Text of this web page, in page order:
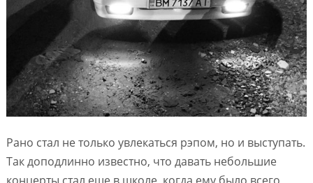
Рано стал не только увлекаться рэпом, но и выступать.
Так доподлинно известно, что давать небольшие